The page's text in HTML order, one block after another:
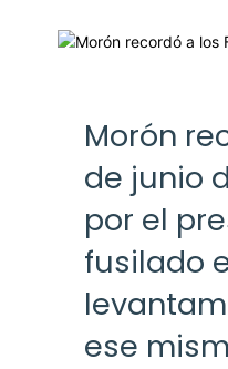
Morón
de junio
por el
fusilado
ese